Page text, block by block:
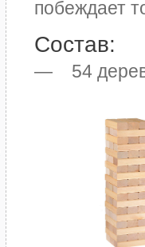
побеждает
Состав:
— 54